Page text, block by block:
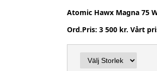
Atomic Hawx Magna 75
Ord.Pris: 3 500 kr. Vårt